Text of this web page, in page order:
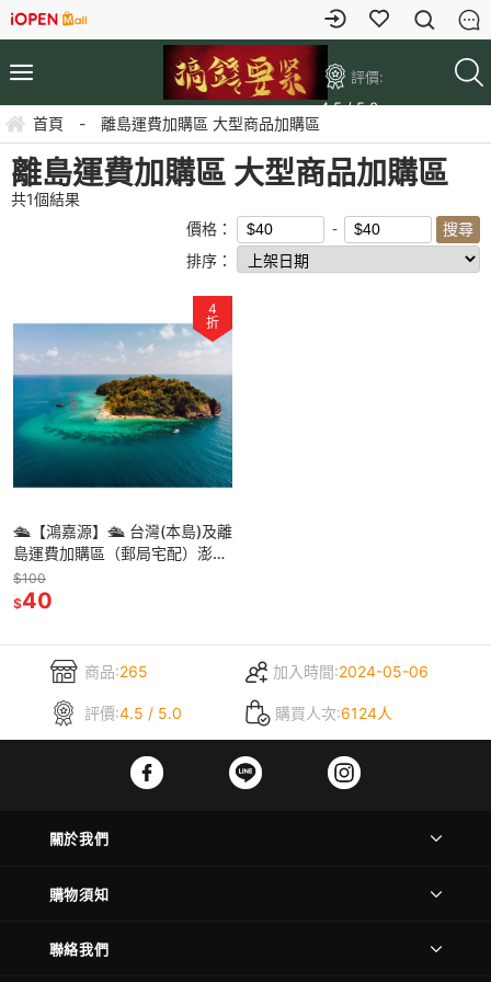
評價:
4.5 / 5.0
首頁 - 離島運費加購區 大型商品加購區
離島運費加購區 大型商品加購區
共1個結果
價格：
排序：
4
折
🛳【鴻嘉源】🛳 台灣(本島)及離
島運費加購區（郵局宅配）澎
湖、金門、馬祖、綠島等
$100
$40
商品:265 加入時間:2024-05-06
評價:4.5 / 5.0 購買人次:6124人
關於我們
購物須知
聯絡我們